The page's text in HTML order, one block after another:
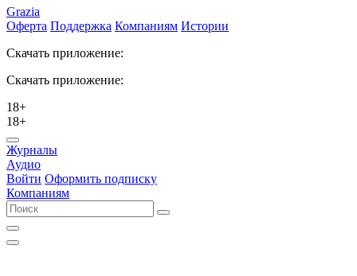
Grazia
Оферта Поддержка Компаниям Истории
Скачать приложение:
Скачать приложение:
18+
18+
Журналы
Аудио
Войти Оформить подписку
Компаниям